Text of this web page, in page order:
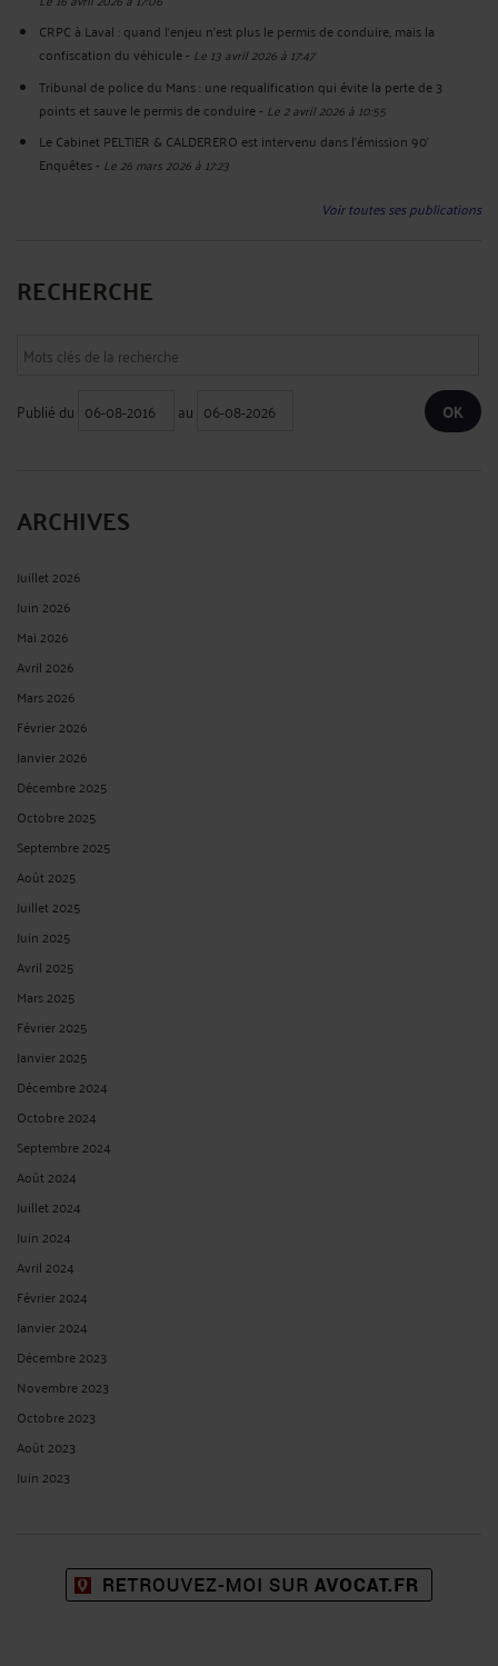
CRPC à Laval : quand l’enjeu n’est plus le permis de conduire, mais la
confiscation du véhicule- Le 13 avril 2026 à 17:47
Tribunal de police du Mans : une requalification qui évite la perte de 3
points et sauve le permis de conduire- Le 2 avril 2026 à 10:55
Le Cabinet PELTIER & CALDERERO est intervenu dans l’émission 90’
Enquêtes- Le 26 mars 2026 à 17:23
Voir toutes ses publications
RECHERCHE
Publié du au
ARCHIVES
Juillet 2026
Juin 2026
Mai 2026
Avril 2026
Mars 2026
Février 2026
Janvier 2026
Décembre 2025
Octobre 2025
Septembre 2025
Août 2025
Juillet 2025
Juin 2025
Avril 2025
Mars 2025
Février 2025
Janvier 2025
Décembre 2024
Octobre 2024
Septembre 2024
Août 2024
Juillet 2024
Juin 2024
Avril 2024
Février 2024
Janvier 2024
Décembre 2023
Novembre 2023
Octobre 2023
Août 2023
Juin 2023